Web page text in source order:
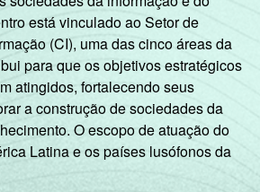
está vinculado ao Setor de
(CI), uma das cinco áreas da
para que os objetivos estratégicos
atingidos, fortalecendo seus
a construção de sociedades da
O escopo de atuação do
Latina e os países lusófonos da